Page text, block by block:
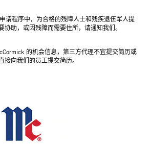
请程序中，为合格的残障人士和残疾退伍军人提
协助，或因残障而需要住所，请通知我们。
的机会信息，第三方代理不宜提交简历或
向我们的员工提交简历。